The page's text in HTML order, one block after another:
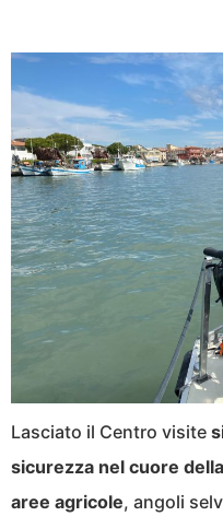
Lasciato il Centro visite
sicurezza nel cuore
aree agricole, angoli